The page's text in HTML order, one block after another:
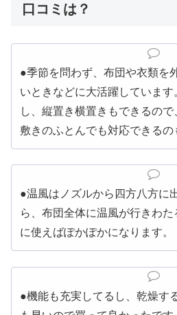
口コミは？
●季節を問わず、布団や衣類を
いときなどに大活躍していま
し、縦置き横置きもできるの
敷きのふとんでも対応できるの
●温風はノズルから四方八方に
ら、布団全体に温風が行きわ
に使えばぽかぽかになります。
●機能も充実してるし、乾燥す